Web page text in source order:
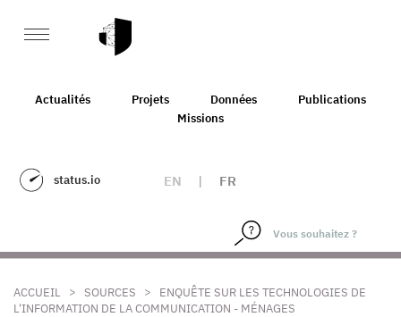
Actualités Projets Données
Publications
Missions
status.io EN | FR
ACCUEIL > SOURCES >
ENQUÊTE SUR LES TECHNOLOGIES DE
L'INFORMATION DE LA COMMUNICATION - MÉNAGES